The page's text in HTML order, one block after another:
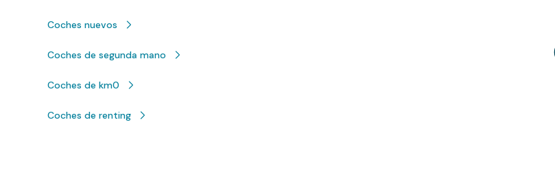
Coches nuevos
Coches de segunda mano
Coches de km0
Coches de renting